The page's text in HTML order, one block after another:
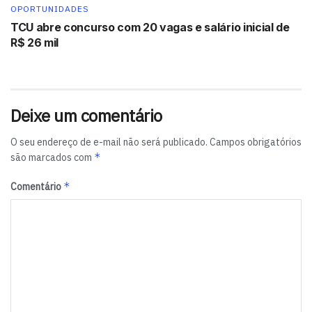
OPORTUNIDADES
TCU abre concurso com 20 vagas e salário inicial de
R$ 26 mil
Deixe um comentário
O seu endereço de e-mail não será publicado. Campos obrigatórios
são marcados com *
Comentário *